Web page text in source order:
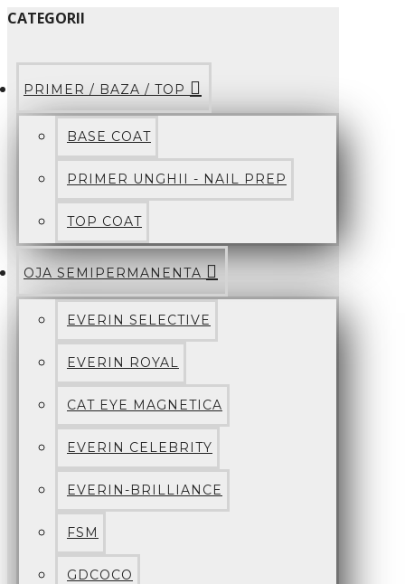
CATEGORII
PRIMER / BAZA / TOP
BASE COAT
PRIMER UNGHII - NAIL PREP
TOP COAT
OJA SEMIPERMANENTA
EVERIN SELECTIVE
EVERIN ROYAL
CAT EYE MAGNETICA
EVERIN CELEBRITY
EVERIN-BRILLIANCE
FSM
GDCOCO